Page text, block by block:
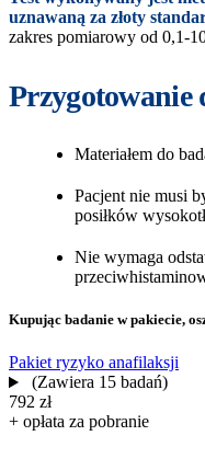
uznawaną za złoty
zakres pomiarowy od 0,1-
Przygotowanie
Materiałem do
Pacjent nie musi
posiłków
Nie wymaga
Kupując badanie w pakiecie,
Pakiet ryzyko anafilaksji
(Zawiera 15 badań)
792 zł
+ opłata za pobranie